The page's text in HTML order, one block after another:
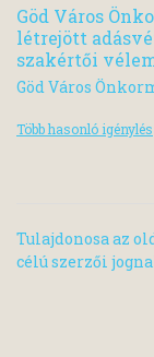
Göd Város
létrejött
szakértői
Göd Város
Több hasonló igénylés
Tulajdonosa az
célú szerzői